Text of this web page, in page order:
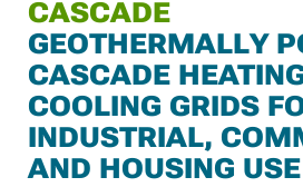
CASCADE
GEOTHERMALLY
CASCADE
COOLING GRIDS
INDUSTRIAL,
AND HOUSING USE